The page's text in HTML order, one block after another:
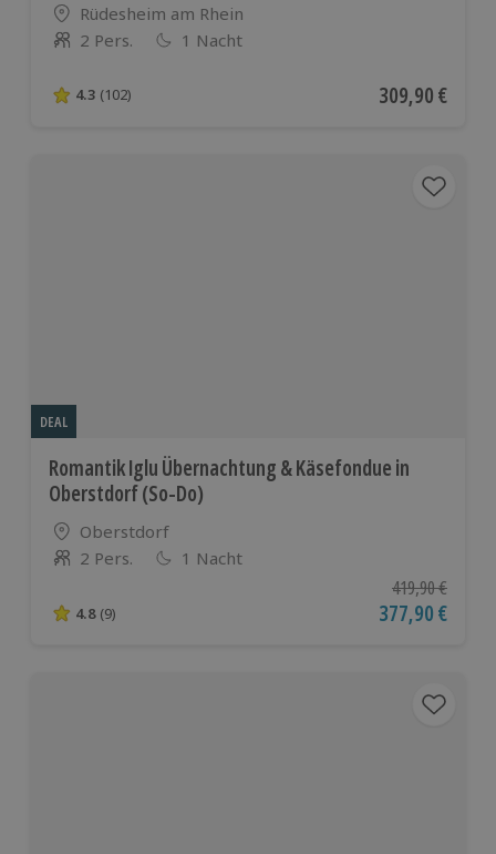
Standort
Rüdesheim am Rhein
Anzahl der Teilnehmer
2 Pers. 1 Nacht
4.3 von 5 Sternen basierend auf 102 Bewertungen
4.3 (102) Aktueller Preis
309,90 €
DEAL
Romantik Iglu Übernachtung & Käsefondue in
Oberstdorf (So-Do)
Standort
Oberstdorf
Anzahl der Teilnehmer
2 Pers. 1 Nacht
4.8 von 5 Sternen basierend auf 9 Bewertungen
4.8 (9)
Ursprünglicher
419,90 €
Aktueller Preis
377,90 €